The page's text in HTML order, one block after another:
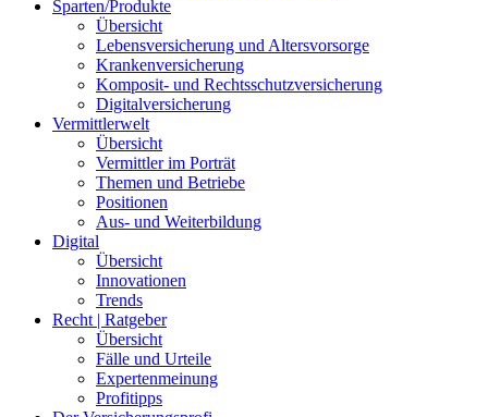
Sparten/Produkte
Übersicht
Lebensversicherung und Altersvorsorge
Krankenversicherung
Komposit- und Rechtsschutzversicherung
Digitalversicherung
Vermittlerwelt
Übersicht
Vermittler im Porträt
Themen und Betriebe
Positionen
Aus- und Weiterbildung
Digital
Übersicht
Innovationen
Trends
Recht | Ratgeber
Übersicht
Fälle und Urteile
Expertenmeinung
Profitipps